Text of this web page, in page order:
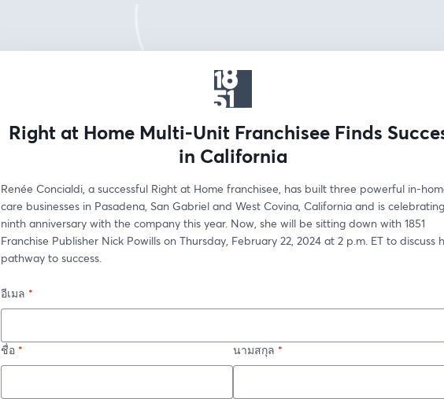
Right at Home Multi-Unit Franchisee Finds
in California
Renée Concialdi, a successful Right at Home franchisee, has built three powerful in-
care businesses in Pasadena, San Gabriel and West Covina, California and is
ninth anniversary with the company this year. Now, she will be sitting down with 1851
Franchise Publisher Nick Powills on Thursday, February 22, 2024 at 2 p.m. ET to discuss
pathway to success.
อีเมล *
ชื่อ * นามสกุล *